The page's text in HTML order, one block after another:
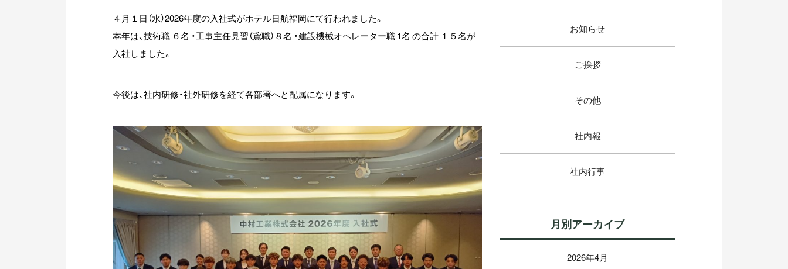
４月１日（水）2026年度の入社式がホテル日航福岡にて行われました。
本年は、技術職 ６名 ・工事主任見習（鳶職）８名 ・建設機械オペレーター職 1名 の合計 １５名が
入社しました。
今後は、社内研修・社外研修を経て各部署へと配属になります。
お知らせ
ご挨拶
その他
社内報
社内行事
月別アーカイブ
2026年4月